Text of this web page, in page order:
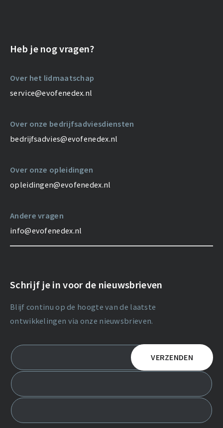
Heb je nog vragen?
Over het lidmaatschap
service@evofenedex.nl
Over onze bedrijfsadviesdiensten
bedrijfsadvies@evofenedex.nl
Over onze opleidingen
opleidingen@evofenedex.nl
Andere vragen
info@evofenedex.nl
Schrijf je in voor de nieuwsbrieven
Blijf continu op de hoogte van de laatste
ontwikkelingen via onze nieuwsbrieven.